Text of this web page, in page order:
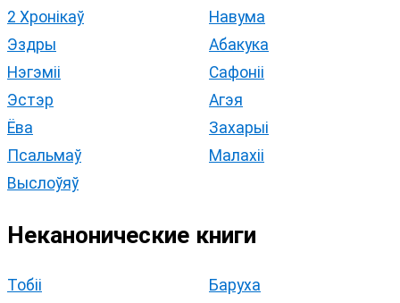
2 Хронікаў
Эздры
Нэгэміі
Эстэр
Ёва
Псальмаў
Выслоўяў
Навума
Абакука
Сафоніі
Агэя
Захарыі
Малахіі
Неканонические книги
Тобіі
Баруха